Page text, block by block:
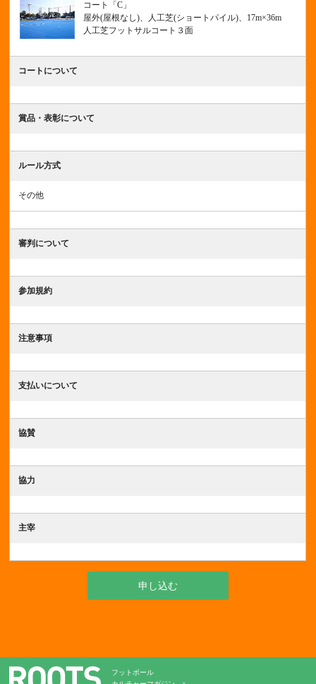
コート「C」
屋外(屋根なし)、人工芝(ショートパイル)、17m×36m
人工芝フットサルコート３面
コートについて
賞品・表彰について
ルール方式
その他
審判について
参加規約
注意事項
支払いについて
協賛
協力
主宰
申し込む
フットボール